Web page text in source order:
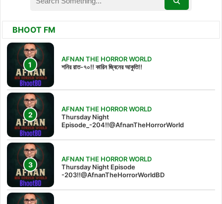
BHOOT FM
AFNAN THE HORROR WORLD
শনির রাত-৭০!! কারিন জ্বিনের আকুতি!!
AFNAN THE HORROR WORLD
Thursday Night
Episode_-204!!@AfnanTheHorrorWorld
AFNAN THE HORROR WORLD
Thursday Night Episode
-203!!@AfnanTheHorrorWorldBD